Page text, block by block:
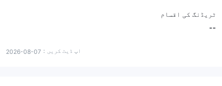
ٹریڈنگ کی اقسام
--
اپ ڈیٹ کریں： 2026-08-07